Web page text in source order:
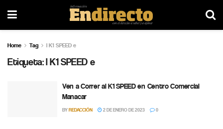
Home Tag l K1 SPEED e
Etiqueta:l K1 SPEED e
Ven a Correr al K1 SPEED en Centro Comercial
Manacar
BYREDACCIÓN 2 DE ENERO DE 2023 0